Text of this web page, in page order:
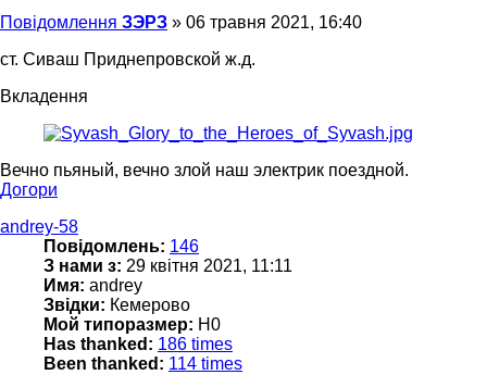
Повідомлення ЗЭРЗ » 06 травня 2021, 16:40
ст. Сиваш Приднепровской ж.д.
Вкладення
Вечно пьяный, вечно злой наш электрик поездной.
Догори
andrey-58
Повідомлень: 146
З нами з: 29 квітня 2021, 11:11
Имя: andrey
Звідки: Кемерово
Мой типоразмер: H0
Has thanked: 186 times
Been thanked: 114 times